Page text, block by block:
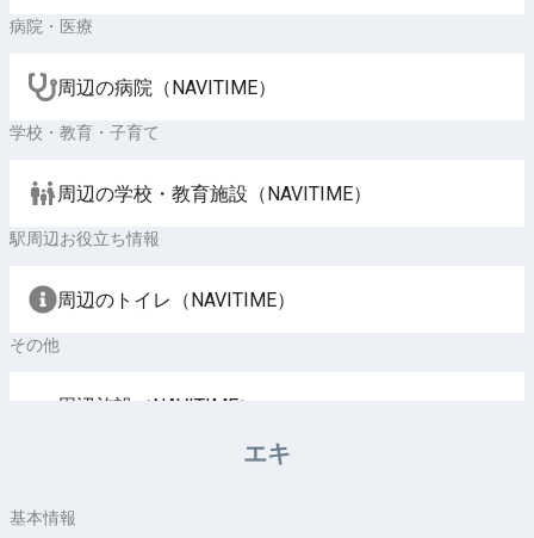
病院・医療
周辺の病院（NAVITIME）
学校・教育・子育て
周辺の学校・教育施設（NAVITIME）
駅周辺お役立ち情報
周辺のトイレ（NAVITIME）
その他
周辺施設（NAVITIME）
エキ
基本情報